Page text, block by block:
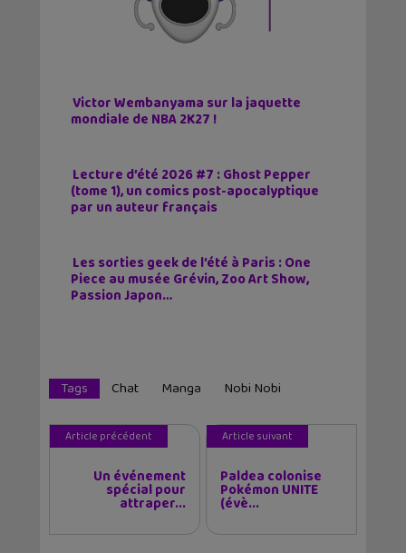
Victor Wembanyama sur la jaquette
mondiale de NBA 2K27 !
Lecture d’été 2026 #7 : Ghost Pepper
(tome 1), un comics post-apocalyptique
par un auteur français
Les sorties geek de l’été à Paris : One
Piece au musée Grévin, Zoo Art Show,
Passion Japon…
Tags Chat Manga Nobi Nobi
Article précédent
Un événement
spécial pour
attraper...
Article suivant
Paldea colonise
Pokémon UNITE
(évè...